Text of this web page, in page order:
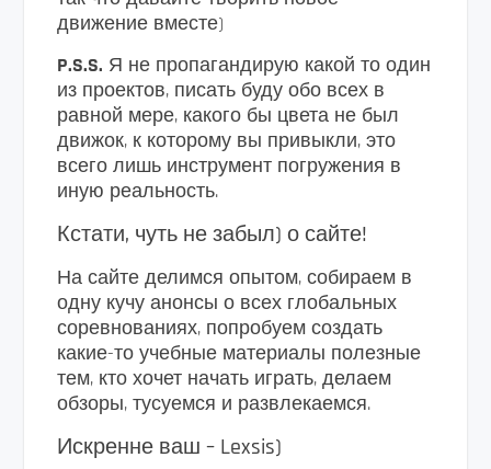
движение вместе)
P.S.S. Я не пропагандирую какой то один
из проектов, писать буду обо всех в
равной мере, какого бы цвета не был
движок, к которому вы привыкли, это
всего лишь инструмент погружения в
иную реальность.
Кстати, чуть не забыл) о сайте!
На сайте делимся опытом, собираем в
одну кучу анонсы о всех глобальных
соревнованиях, попробуем создать
какие-то учебные материалы полезные
тем, кто хочет начать играть, делаем
обзоры, тусуемся и развлекаемся.
Искренне ваш – Lexsis)